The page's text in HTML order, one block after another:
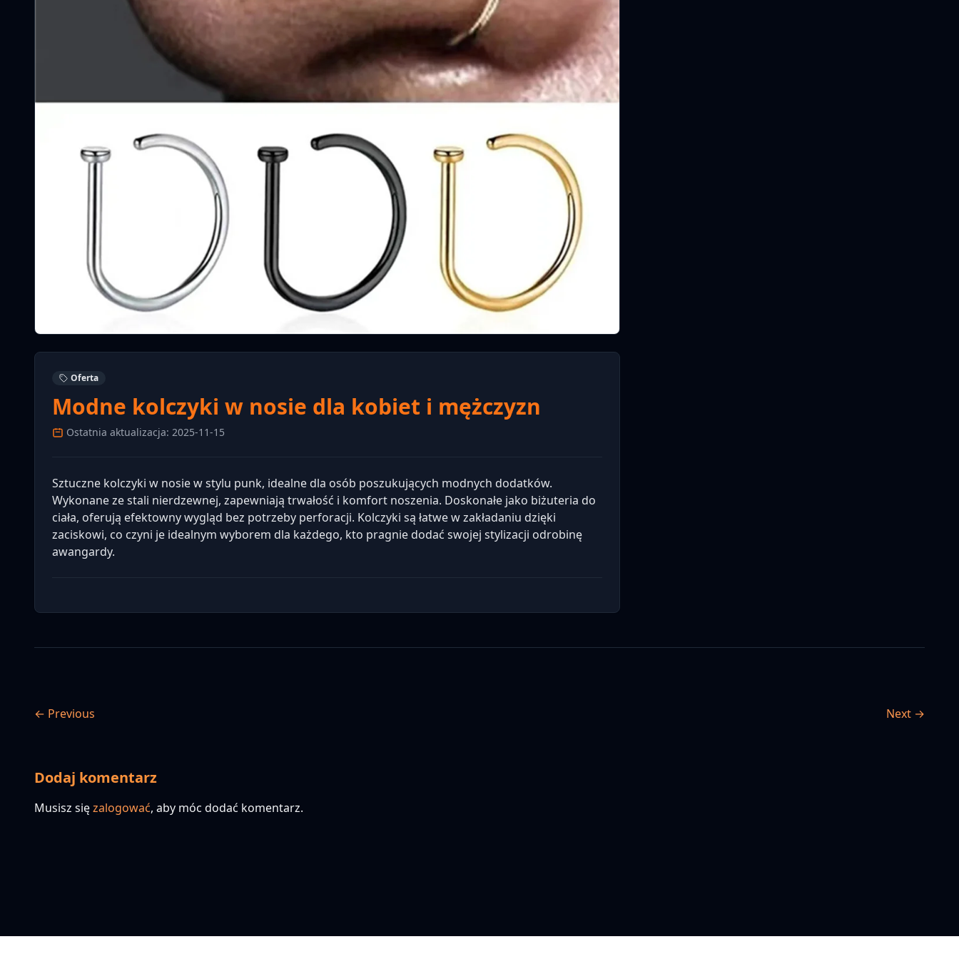
Oferta
Modne kolczyki w nosie dla kobiet i mężczyzn
Ostatnia aktualizacja: 2025-11-15
Sztuczne kolczyki w nosie w stylu punk, idealne dla osób poszukujących modnych dodatków.
Wykonane ze stali nierdzewnej, zapewniają trwałość i komfort noszenia. Doskonałe jako biżuteria do
ciała, oferują efektowny wygląd bez potrzeby perforacji. Kolczyki są łatwe w zakładaniu dzięki
zaciskowi, co czyni je idealnym wyborem dla każdego, kto pragnie dodać swojej stylizacji odrobinę
awangardy.
← Previous Next →
Dodaj komentarz
Musisz sięzalogować, aby móc dodać komentarz.